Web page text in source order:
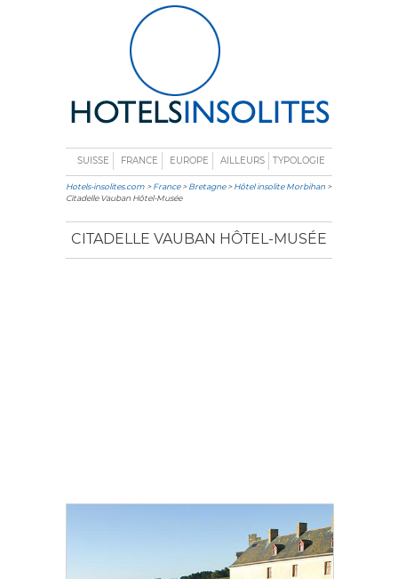
SUISSE FRANCE EUROPE AILLEURS TYPOLOGIE
Hotels-insolites.com >France>Bretagne>Hôtel insolite Morbihan >
Citadelle Vauban Hôtel-Musée
CITADELLE VAUBAN HÔTEL-MUSÉE